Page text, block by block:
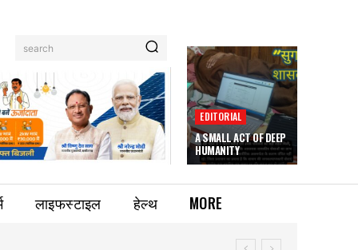
search
EDITORIAL
A SMALL ACT OF DEEP
HUMANITY
लाइफस्टाइल हेल्थ MORE